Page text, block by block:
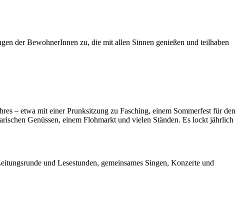
der BewohnerInnen zu, die mit allen Sinnen genießen und teilhaben
– etwa mit einer Prunksitzung zu Fasching, einem Sommerfest für den
Genüssen, einem Flohmarkt und vielen Ständen. Es lockt jährlich
und Lesestunden, gemeinsames Singen, Konzerte und